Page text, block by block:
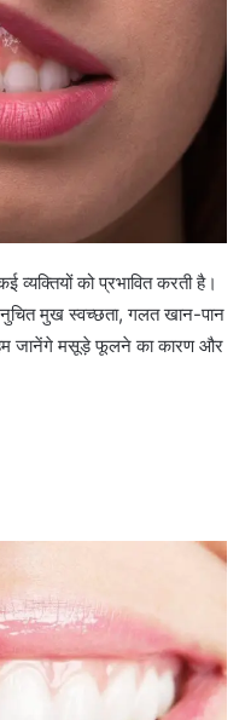
व्यक्तियों को प्रभावित करती है।
मुख स्वच्छता, गलत खान-पान
जानेंगे मसूड़े फूलने का कारण और